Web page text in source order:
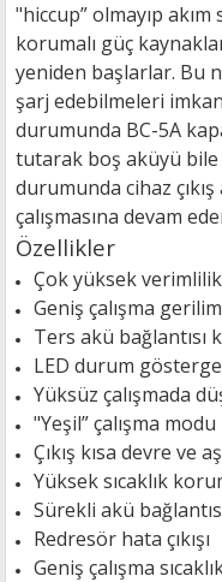
"hiccup” olmayıp akım
korumalı güç
yeniden başlarlar. Bu
şarj edebilmeleri
durumunda BC-5A
tutarak boş aküyü bile
durumunda cihaz
çalışmasına devam
Özellikler
Çok yüksek
Geniş çalışma
Ters akü bağlantısı
LED durum
Yüksüz çalışmada
"Yeşil” çalışma modu
Çıkış kısa devre ve
Yüksek sıcaklık
Sürekli akü
Redresör hata çıkışı
Geniş çalışma